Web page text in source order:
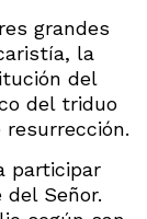
grandes
la
del
del triduo
participar
Señor.